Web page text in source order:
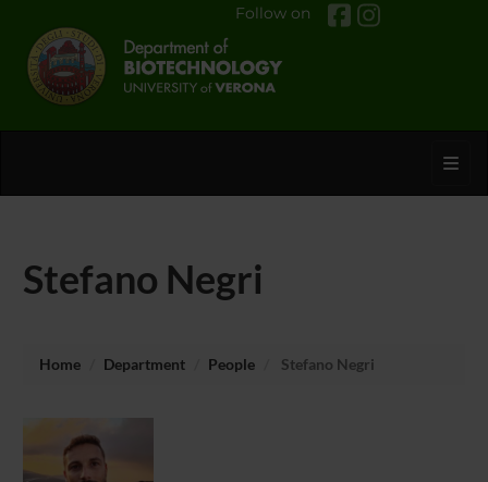
Follow on
Stefano Negri
Home Department People Stefano Negri